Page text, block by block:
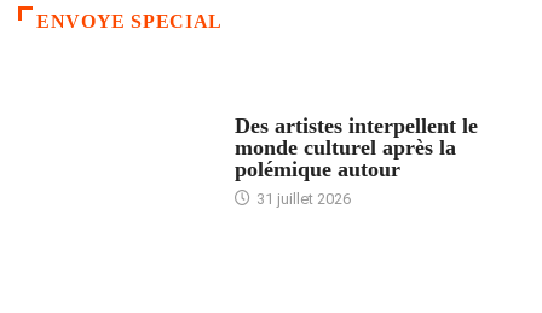
ENVOYE SPECIAL
Des artistes interpellent le
monde culturel après la
polémique autour
31 juillet 2026